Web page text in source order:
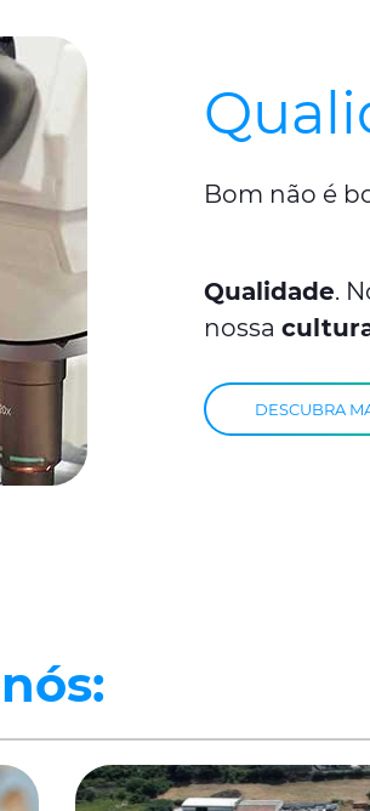
Bom não é
Qualidade.
nossa
DESCUBRA